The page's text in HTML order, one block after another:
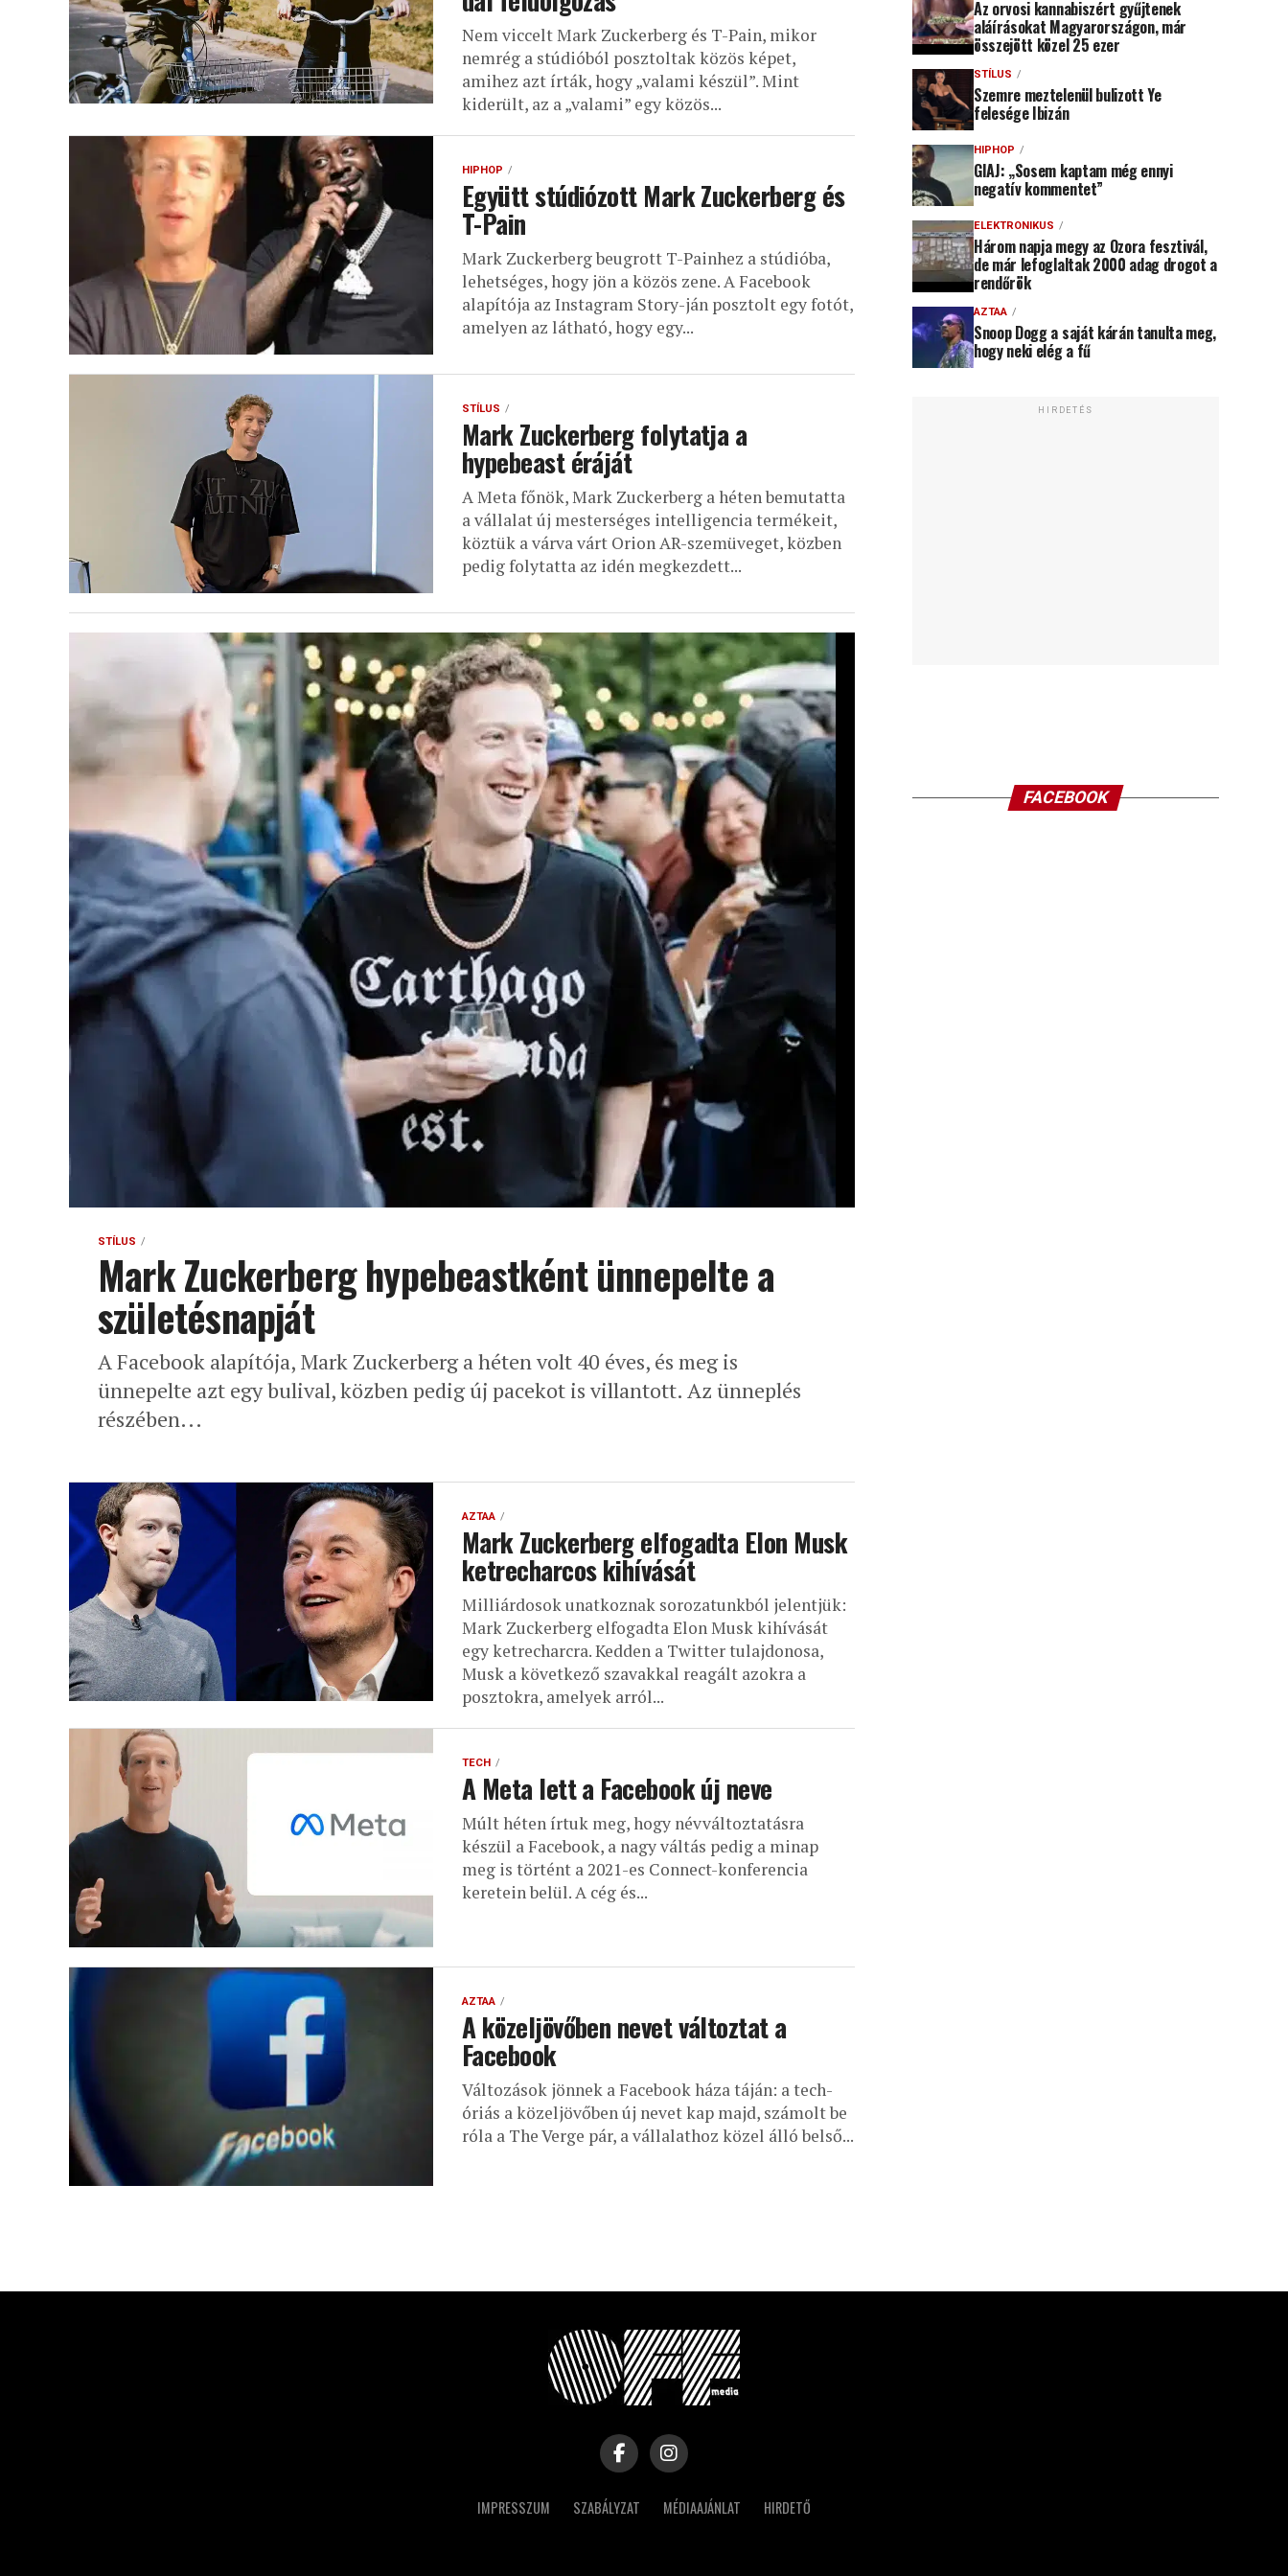
Nem viccelt Mark Zuckerberg és T-Pain, mikor
nemrég a stúdióból posztoltak közös képet,
amihez azt írták, hogy „valami készül”. Mint
kiderült, az a „valami” egy közös...
HIPHOP
Együtt stúdiózott Mark Zuckerberg és
T-Pain
Mark Zuckerberg beugrott T-Painhez a stúdióba,
lehetséges, hogy jön a közös zene. A Facebook
alapítója az Instagram Story-ján posztolt egy fotót,
amelyen az látható, hogy egy...
STÍLUS
Mark Zuckerberg folytatja a
hypebeast éráját
A Meta főnök, Mark Zuckerberg a héten bemutatta
a vállalat új mesterséges intelligencia termékeit,
köztük a várva várt Orion AR-szemüveget, közben
pedig folytatta az idén megkezdett...
STÍLUS
Mark Zuckerberg hypebeastként ünnepelte a
születésnapját
A Facebook alapítója, Mark Zuckerberg a héten volt 40 éves, és meg is
ünnepelte azt egy bulival, közben pedig új pacekot is villantott. Az ünneplés
részében...
AZTAA
Mark Zuckerberg elfogadta Elon Musk
ketrecharcos kihívását
Milliárdosok unatkoznak sorozatunkból jelentjük:
Mark Zuckerberg elfogadta Elon Musk kihívását
egy ketrecharcra. Kedden a Twitter tulajdonosa,
Musk a következő szavakkal reagált azokra a
posztokra, amelyek arról...
TECH
A Meta lett a Facebook új neve
Múlt héten írtuk meg, hogy névváltoztatásra
készül a Facebook, a nagy váltás pedig a minap
meg is történt a 2021-es Connect-konferencia
keretein belül. A cég és...
AZTAA
A közeljövőben nevet változtat a
Facebook
Változások jönnek a Facebook háza táján: a tech-
óriás a közeljövőben új nevet kap majd, számolt be
róla a The Verge pár, a vállalathoz közel álló belső...
Az orvosi kannabiszért gyűjtenek
aláírásokat Magyarországon, már
összejött közel 25 ezer
STÍLUS
Szemre meztelenül bulizott Ye
felesége Ibizán
HIPHOP
GIAJ: „Sosem kaptam még ennyi
negatív kommentet”
ELEKTRONIKUS
Három napja megy az Ozora fesztivál,
de már lefoglaltak 2000 adag drogot a
rendőrök
AZTAA
Snoop Dogg a saját kárán tanulta meg,
hogy neki elég a fű
HIRDETÉS
FACEBOOK
IMPRESSZUM SZABÁLYZAT MÉDIAAJÁNLAT HIRDETŐ